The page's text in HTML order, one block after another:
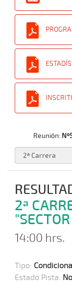
Reunión:
2ª
14:00 hrs.
Tipo:
Estado Pista: